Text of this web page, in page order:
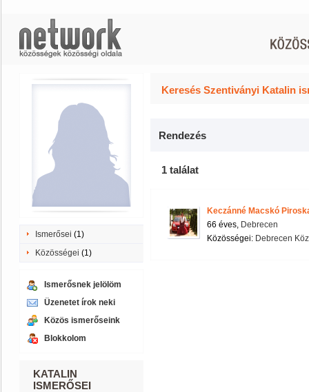
Ismerősei (1)
Közösségei (1)
Ismerősnek jelölöm
Üzenetet írok neki
Közös ismerőseink
Blokkolom
KATALIN
ISMERŐSEI
Keresés Szentiványi Katalin
Rendezés
1 találat
Keczánné Macskó
66 éves, Debrecen
Közösségei: Debrecen